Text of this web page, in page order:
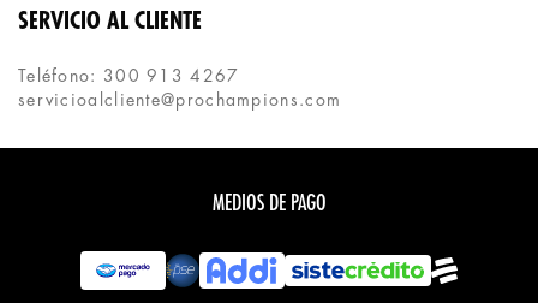
SERVICIO AL CLIENTE
Teléfono: 300 913 4267
servicioalcliente@prochampions.com
MEDIOS DE PAGO